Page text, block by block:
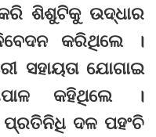
ଶିଶୁଟିକୁ ଉଦ୍ଧାର
କରିଥିଲେ ।
ସହାୟତା ଯୋଗାଇ
କହିଥିଲେ ।
ଦଳ ପହଂଚି